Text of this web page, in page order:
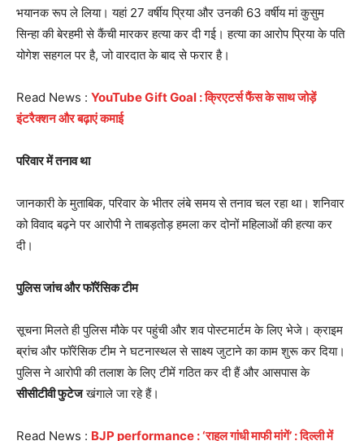
भयानक रूप ले लिया। यहां 27 वर्षीय प्रिया और उनकी 63 वर्षीय मां कुसुम
सिन्हा की बेरहमी से कैंची मारकर हत्या कर दी गई। हत्या का आरोप प्रिया के पति
योगेश सहगल पर है, जो वारदात के बाद से फरार है।
Read News : YouTube Gift Goal : क्रिएटर्स फैंस के साथ जोड़ें
इंटरैक्शन और बढ़ाएं कमाई
परिवार में तनाव था
जानकारी के मुताबिक, परिवार के भीतर लंबे समय से तनाव चल रहा था। शनिवार
को विवाद बढ़ने पर आरोपी ने ताबड़तोड़ हमला कर दोनों महिलाओं की हत्या कर
दी।
पुलिस जांच और फॉरेंसिक टीम
सूचना मिलते ही पुलिस मौके पर पहुंची और शव पोस्टमार्टम के लिए भेजे। क्राइम
ब्रांच और फॉरेंसिक टीम ने घटनास्थल से साक्ष्य जुटाने का काम शुरू कर दिया।
पुलिस ने आरोपी की तलाश के लिए टीमें गठित कर दी हैं और आसपास के
सीसीटीवी फुटेजखंगाले जा रहे हैं।
Read News : BJP performance : ‘राहुल गांधी माफी मांगें’ : दिल्ली में